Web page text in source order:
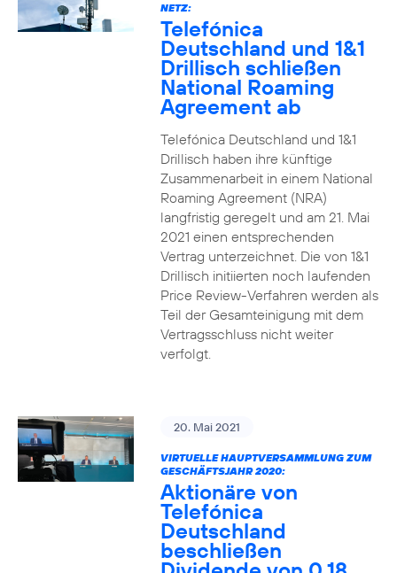
NETZ:
Telefónica
Deutschland und 1&1
Drillisch schließen
National Roaming
Agreement ab
Telefónica Deutschland und 1&1
Drillisch haben ihre künftige
Zusammenarbeit in einem National
Roaming Agreement (NRA)
langfristig geregelt und am 21. Mai
2021 einen entsprechenden
Vertrag unterzeichnet. Die von 1&1
Drillisch initiierten noch laufenden
Price Review-Verfahren werden als
Teil der Gesamteinigung mit dem
Vertragsschluss nicht weiter
verfolgt.
20. Mai 2021
VIRTUELLE HAUPTVERSAMMLUNG ZUM
GESCHÄFTSJAHR 2020:
Aktionäre von
Telefónica
Deutschland
beschließen